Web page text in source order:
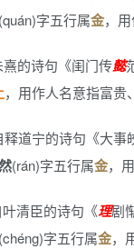
(quán)字五行属金，用
的诗句《闺门传懿
，用作人名意指富贵
释道宁的诗句《大事
(rán)字五行属金，
清臣的诗句《理剧
(chéng)字五行属金，